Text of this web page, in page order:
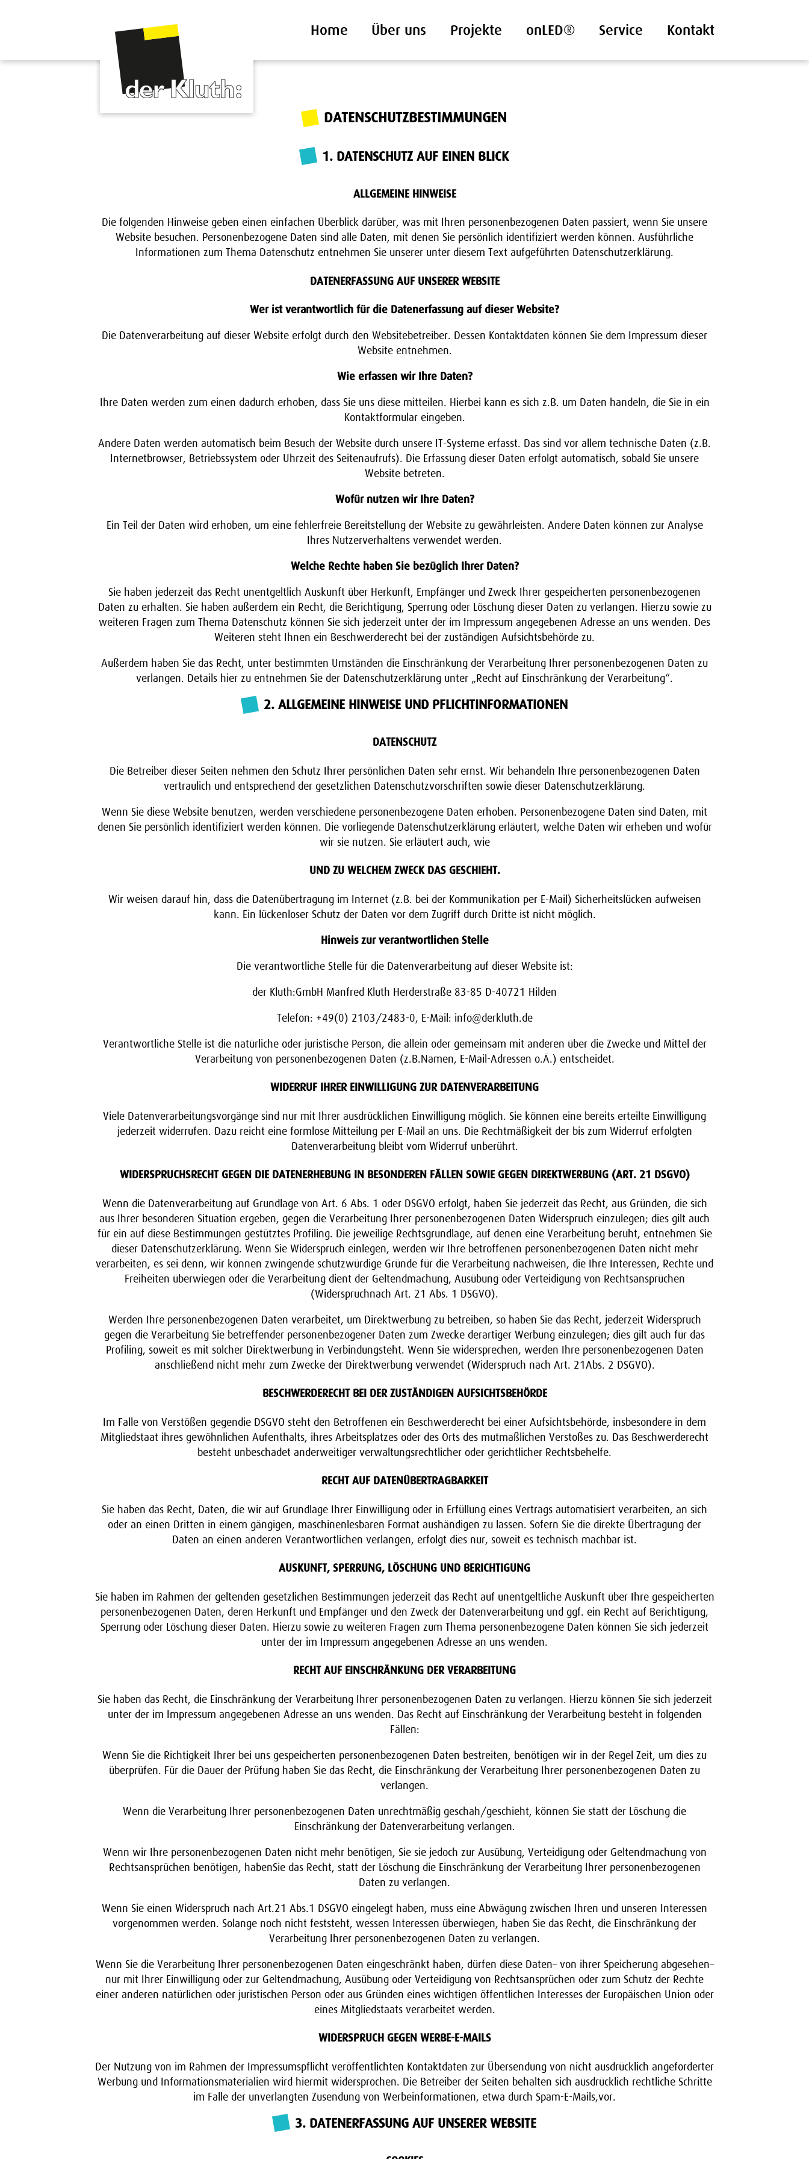
Home Über uns Projekte onLED® Service Kontakt
DATENSCHUTZBESTIMMUNGEN
1. DATENSCHUTZ AUF EINEN BLICK
ALLGEMEINE HINWEISE
Die folgenden Hinweise geben einen einfachen Überblick darüber, was mit Ihren personenbezogenen Daten passiert, wenn Sie unsere
Website besuchen. Personenbezogene Daten sind alle Daten, mit denen Sie persönlich identifiziert werden können. Ausführliche
Informationen zum Thema Datenschutz entnehmen Sie unserer unter diesem Text aufgeführten Datenschutzerklärung.
DATENERFASSUNG AUF UNSERER WEBSITE
Wer ist verantwortlich für die Datenerfassung auf dieser Website?
Die Datenverarbeitung auf dieser Website erfolgt durch den Websitebetreiber. Dessen Kontaktdaten können Sie dem Impressum dieser
Website entnehmen.
Wie erfassen wir Ihre Daten?
Ihre Daten werden zum einen dadurch erhoben, dass Sie uns diese mitteilen. Hierbei kann es sich z.B. um Daten handeln, die Sie in ein
Kontaktformular eingeben.
Andere Daten werden automatisch beim Besuch der Website durch unsere IT-Systeme erfasst. Das sind vor allem technische Daten (z.B.
Internetbrowser, Betriebssystem oder Uhrzeit des Seitenaufrufs). Die Erfassung dieser Daten erfolgt automatisch, sobald Sie unsere
Website betreten.
Wofür nutzen wir Ihre Daten?
Ein Teil der Daten wird erhoben, um eine fehlerfreie Bereitstellung der Website zu gewährleisten. Andere Daten können zur Analyse
Ihres Nutzerverhaltens verwendet werden.
Welche Rechte haben Sie bezüglich Ihrer Daten?
Sie haben jederzeit das Recht unentgeltlich Auskunft über Herkunft, Empfänger und Zweck Ihrer gespeicherten personenbezogenen
Daten zu erhalten. Sie haben außerdem ein Recht, die Berichtigung, Sperrung oder Löschung dieser Daten zu verlangen. Hierzu sowie zu
weiteren Fragen zum Thema Datenschutz können Sie sich jederzeit unter der im Impressum angegebenen Adresse an uns wenden. Des
Weiteren steht Ihnen ein Beschwerderecht bei der zuständigen Aufsichtsbehörde zu.
Außerdem haben Sie das Recht, unter bestimmten Umständen die Einschränkung der Verarbeitung Ihrer personenbezogenen Daten zu
verlangen. Details hier zu entnehmen Sie der Datenschutzerklärung unter „Recht auf Einschränkung der Verarbeitung“.
2. ALLGEMEINE HINWEISE UND PFLICHTINFORMATIONEN
DATENSCHUTZ
Die Betreiber dieser Seiten nehmen den Schutz Ihrer persönlichen Daten sehr ernst. Wir behandeln Ihre personenbezogenen Daten
vertraulich und entsprechend der gesetzlichen Datenschutzvorschriften sowie dieser Datenschutzerklärung.
Wenn Sie diese Website benutzen, werden verschiedene personenbezogene Daten erhoben. Personenbezogene Daten sind Daten, mit
denen Sie persönlich identifiziert werden können. Die vorliegende Datenschutzerklärung erläutert, welche Daten wir erheben und wofür
wir sie nutzen. Sie erläutert auch, wie
UND ZU WELCHEM ZWECK DAS GESCHIEHT.
Wir weisen darauf hin, dass die Datenübertragung im Internet (z.B. bei der Kommunikation per E-Mail) Sicherheitslücken aufweisen
kann. Ein lückenloser Schutz der Daten vor dem Zugriff durch Dritte ist nicht möglich.
Hinweis zur verantwortlichen Stelle
Die verantwortliche Stelle für die Datenverarbeitung auf dieser Website ist:
der Kluth:GmbH Manfred Kluth Herderstraße 83-85 D-40721 Hilden
Telefon: +49(0) 2103/2483-0, E-Mail: info@derkluth.de
Verantwortliche Stelle ist die natürliche oder juristische Person, die allein oder gemeinsam mit anderen über die Zwecke und Mittel der
Verarbeitung von personenbezogenen Daten (z.B.Namen, E-Mail-Adressen o.Ä.) entscheidet.
WIDERRUF IHRER EINWILLIGUNG ZUR DATENVERARBEITUNG
Viele Datenverarbeitungsvorgänge sind nur mit Ihrer ausdrücklichen Einwilligung möglich. Sie können eine bereits erteilte Einwilligung
jederzeit widerrufen. Dazu reicht eine formlose Mitteilung per E-Mail an uns. Die Rechtmäßigkeit der bis zum Widerruf erfolgten
Datenverarbeitung bleibt vom Widerruf unberührt.
WIDERSPRUCHSRECHT GEGEN DIE DATENERHEBUNG IN BESONDEREN FÄLLEN SOWIE GEGEN DIREKTWERBUNG (ART. 21 DSGVO)
Wenn die Datenverarbeitung auf Grundlage von Art. 6 Abs. 1 oder DSGVO erfolgt, haben Sie jederzeit das Recht, aus Gründen, die sich
aus Ihrer besonderen Situation ergeben, gegen die Verarbeitung Ihrer personenbezogenen Daten Widerspruch einzulegen; dies gilt auch
für ein auf diese Bestimmungen gestütztes Profiling. Die jeweilige Rechtsgrundlage, auf denen eine Verarbeitung beruht, entnehmen Sie
dieser Datenschutzerklärung. Wenn Sie Widerspruch einlegen, werden wir Ihre betroffenen personenbezogenen Daten nicht mehr
verarbeiten, es sei denn, wir können zwingende schutzwürdige Gründe für die Verarbeitung nachweisen, die Ihre Interessen, Rechte und
Freiheiten überwiegen oder die Verarbeitung dient der Geltendmachung, Ausübung oder Verteidigung von Rechtsansprüchen
(Widerspruchnach Art. 21 Abs. 1 DSGVO).
Werden Ihre personenbezogenen Daten verarbeitet, um Direktwerbung zu betreiben, so haben Sie das Recht, jederzeit Widerspruch
gegen die Verarbeitung Sie betreffender personenbezogener Daten zum Zwecke derartiger Werbung einzulegen; dies gilt auch für das
Profiling, soweit es mit solcher Direktwerbung in Verbindungsteht. Wenn Sie widersprechen, werden Ihre personenbezogenen Daten
anschließend nicht mehr zum Zwecke der Direktwerbung verwendet (Widerspruch nach Art. 21Abs. 2 DSGVO).
BESCHWERDERECHT BEI DER ZUSTÄNDIGEN AUFSICHTSBEHÖRDE
Im Falle von Verstößen gegendie DSGVO steht den Betroffenen ein Beschwerderecht bei einer Aufsichtsbehörde, insbesondere in dem
Mitgliedstaat ihres gewöhnlichen Aufenthalts, ihres Arbeitsplatzes oder des Orts des mutmaßlichen Verstoßes zu. Das Beschwerderecht
besteht unbeschadet anderweitiger verwaltungsrechtlicher oder gerichtlicher Rechtsbehelfe.
RECHT AUF DATENÜBERTRAGBARKEIT
Sie haben das Recht, Daten, die wir auf Grundlage Ihrer Einwilligung oder in Erfüllung eines Vertrags automatisiert verarbeiten, an sich
oder an einen Dritten in einem gängigen, maschinenlesbaren Format aushändigen zu lassen. Sofern Sie die direkte Übertragung der
Daten an einen anderen Verantwortlichen verlangen, erfolgt dies nur, soweit es technisch machbar ist.
AUSKUNFT, SPERRUNG, LÖSCHUNG UND BERICHTIGUNG
Sie haben im Rahmen der geltenden gesetzlichen Bestimmungen jederzeit das Recht auf unentgeltliche Auskunft über Ihre gespeicherten
personenbezogenen Daten, deren Herkunft und Empfänger und den Zweck der Datenverarbeitung und ggf. ein Recht auf Berichtigung,
Sperrung oder Löschung dieser Daten. Hierzu sowie zu weiteren Fragen zum Thema personenbezogene Daten können Sie sich jederzeit
unter der im Impressum angegebenen Adresse an uns wenden.
RECHT AUF EINSCHRÄNKUNG DER VERARBEITUNG
Sie haben das Recht, die Einschränkung der Verarbeitung Ihrer personenbezogenen Daten zu verlangen. Hierzu können Sie sich jederzeit
unter der im Impressum angegebenen Adresse an uns wenden. Das Recht auf Einschränkung der Verarbeitung besteht in folgenden
Fällen:
Wenn Sie die Richtigkeit Ihrer bei uns gespeicherten personenbezogenen Daten bestreiten, benötigen wir in der Regel Zeit, um dies zu
überprüfen. Für die Dauer der Prüfung haben Sie das Recht, die Einschränkung der Verarbeitung Ihrer personenbezogenen Daten zu
verlangen.
Wenn die Verarbeitung Ihrer personenbezogenen Daten unrechtmäßig geschah/geschieht, können Sie statt der Löschung die
Einschränkung der Datenverarbeitung verlangen.
Wenn wir Ihre personenbezogenen Daten nicht mehr benötigen, Sie sie jedoch zur Ausübung, Verteidigung oder Geltendmachung von
Rechtsansprüchen benötigen, habenSie das Recht, statt der Löschung die Einschränkung der Verarbeitung Ihrer personenbezogenen
Daten zu verlangen.
Wenn Sie einen Widerspruch nach Art.21 Abs.1 DSGVO eingelegt haben, muss eine Abwägung zwischen Ihren und unseren Interessen
vorgenommen werden. Solange noch nicht feststeht, wessen Interessen überwiegen, haben Sie das Recht, die Einschränkung der
Verarbeitung Ihrer personenbezogenen Daten zu verlangen.
Wenn Sie die Verarbeitung Ihrer personenbezogenen Daten eingeschränkt haben, dürfen diese Daten– von ihrer Speicherung abgesehen–
nur mit Ihrer Einwilligung oder zur Geltendmachung, Ausübung oder Verteidigung von Rechtsansprüchen oder zum Schutz der Rechte
einer anderen natürlichen oder juristischen Person oder aus Gründen eines wichtigen öffentlichen Interesses der Europäischen Union oder
eines Mitgliedstaats verarbeitet werden.
WIDERSPRUCH GEGEN WERBE-E-MAILS
Der Nutzung von im Rahmen der Impressumspflicht veröffentlichten Kontaktdaten zur Übersendung von nicht ausdrücklich angeforderter
Werbung und Informationsmaterialien wird hiermit widersprochen. Die Betreiber der Seiten behalten sich ausdrücklich rechtliche Schritte
im Falle der unverlangten Zusendung von Werbeinformationen, etwa durch Spam-E-Mails,vor.
3. DATENERFASSUNG AUF UNSERER WEBSITE